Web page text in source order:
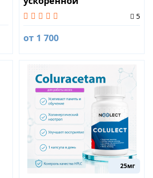
регенерации и защиты
от токсинов
5
от 1 700
25мг